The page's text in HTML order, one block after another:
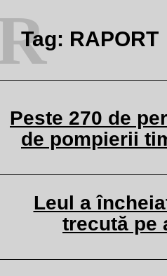
Tag: RAPORT
Peste 270 de
de pompierii
Leul a
trecută pe